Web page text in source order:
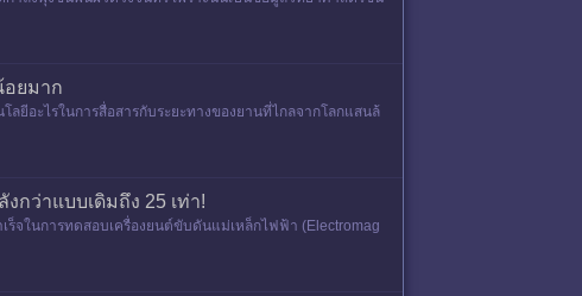
อยมาก
อะไรในการสื่อสารกับระยะทางของยานที่ไกลจากโลกแสนล้
กว่าแบบเดิมถึง 25 เท่า!
จในการทดสอบเครื่องยนต์ขับดันแม่เหล็กไฟฟ้า (Electromag